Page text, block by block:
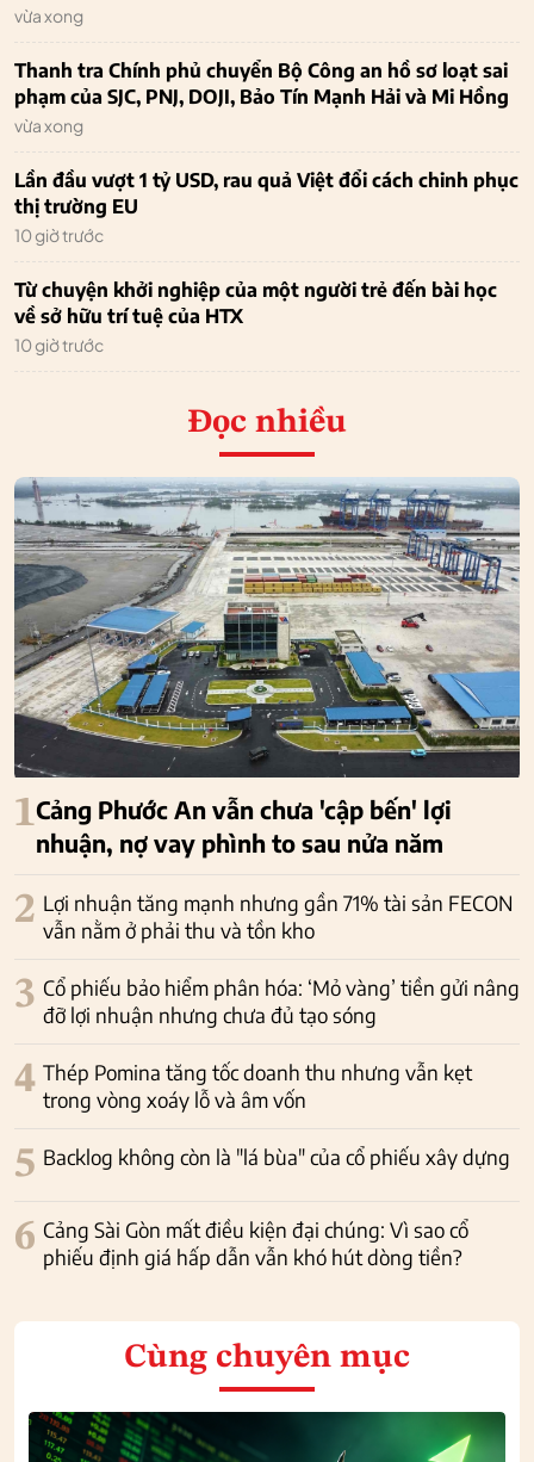
vừa xong
Thanh tra Chính phủ chuyển Bộ Công an hồ sơ loạt sai
phạm của SJC, PNJ, DOJI, Bảo Tín Mạnh Hải và Mi Hồng
vừa xong
Lần đầu vượt 1 tỷ USD, rau quả Việt đổi cách chinh phục
thị trường EU
10 giờ trước
Từ chuyện khởi nghiệp của một người trẻ đến bài học
về sở hữu trí tuệ của HTX
10 giờ trước
Đọc nhiều
1Cảng Phước An vẫn chưa 'cập bến' lợi
nhuận, nợ vay phình to sau nửa năm
2 Lợi nhuận tăng mạnh nhưng gần 71% tài sản FECON
vẫn nằm ở phải thu và tồn kho
3 Cổ phiếu bảo hiểm phân hóa: ‘Mỏ vàng’ tiền gửi nâng
đỡ lợi nhuận nhưng chưa đủ tạo sóng
4 Thép Pomina tăng tốc doanh thu nhưng vẫn kẹt
trong vòng xoáy lỗ và âm vốn
5 Backlog không còn là "lá bùa" của cổ phiếu xây dựng
6 Cảng Sài Gòn mất điều kiện đại chúng: Vì sao cổ
phiếu định giá hấp dẫn vẫn khó hút dòng tiền?
Cùng chuyên mục